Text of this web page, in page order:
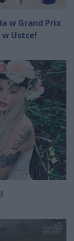
w Grand Prix
Ustce!